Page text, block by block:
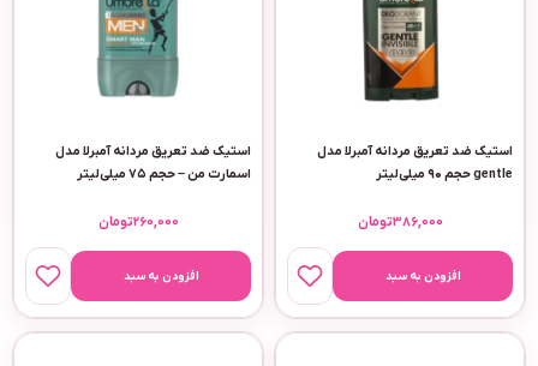
استیک ضد تعریق مردانه آمبرلا مدل
gentle حجم ۹۰ میلی‌لیتر
386,000تومان
افزودن به سبد
استیک ضد تعریق مردانه آمبرلا مدل
اسمارت من – حجم ۷۵ میلی‌لیتر
260,000تومان
افزودن به سبد